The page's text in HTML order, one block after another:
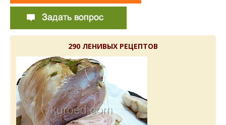
290 ЛЕНИВЫХ РЕЦЕПТОВ